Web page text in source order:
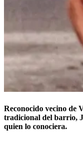
Reconocido vecino de
tradicional del barrio,
quien lo conociera.